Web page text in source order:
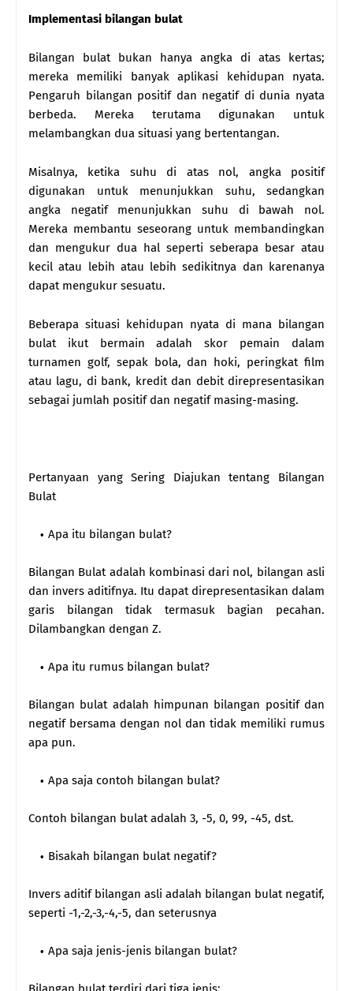
Implementasi bilangan bulat
Bilangan bulat bukan hanya angka di atas kertas;
mereka memiliki banyak aplikasi kehidupan nyata.
Pengaruh bilangan positif dan negatif di dunia nyata
berbeda. Mereka terutama digunakan untuk
melambangkan dua situasi yang bertentangan.
Misalnya, ketika suhu di atas nol, angka positif
digunakan untuk menunjukkan suhu, sedangkan
angka negatif menunjukkan suhu di bawah nol.
Mereka membantu seseorang untuk membandingkan
dan mengukur dua hal seperti seberapa besar atau
kecil atau lebih atau lebih sedikitnya dan karenanya
dapat mengukur sesuatu.
Beberapa situasi kehidupan nyata di mana bilangan
bulat ikut bermain adalah skor pemain dalam
turnamen golf, sepak bola, dan hoki, peringkat film
atau lagu, di bank, kredit dan debit direpresentasikan
sebagai jumlah positif dan negatif masing-masing.
Pertanyaan yang Sering Diajukan tentang Bilangan
Bulat
Apa itu bilangan bulat?
Bilangan Bulat adalah kombinasi dari nol, bilangan asli
dan invers aditifnya. Itu dapat direpresentasikan dalam
garis bilangan tidak termasuk bagian pecahan.
Dilambangkan dengan Z.
Apa itu rumus bilangan bulat?
Bilangan bulat adalah himpunan bilangan positif dan
negatif bersama dengan nol dan tidak memiliki rumus
apa pun.
Apa saja contoh bilangan bulat?
Contoh bilangan bulat adalah 3, -5, 0, 99, -45, dst.
Bisakah bilangan bulat negatif?
Invers aditif bilangan asli adalah bilangan bulat negatif,
seperti -1,-2,-3,-4,-5, dan seterusnya
Apa saja jenis-jenis bilangan bulat?